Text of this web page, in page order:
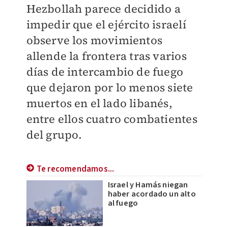
Hezbollah parece decidido a
impedir que el ejército israelí
observe los movimientos
allende la frontera tras varios
días de intercambio de fuego
que dejaron por lo menos siete
muertos en el lado libanés,
entre ellos cuatro combatientes
del grupo.
Te recomendamos...
Israel y Hamás niegan
haber acordado un alto
al fuego